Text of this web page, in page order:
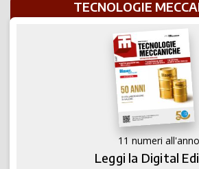
TECNOLOGIE
11 numeri all'anno
Leggi la Digital